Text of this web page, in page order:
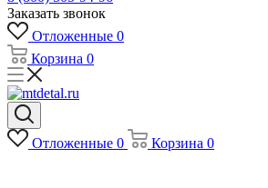
Заказать звонок
Отложенные 0
Корзина 0
Отложенные 0 Корзина 0